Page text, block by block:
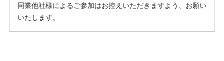
同業他社様によるご参加はお控えいただきますよう、お願い
いたします。